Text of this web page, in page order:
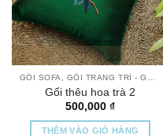
GỐI SOFA, GỐI TRANG TRÍ - GỐI THÊU TAY CAO CẤP
Gối thêu hoa trà 2
500,000 ₫
THÊM VÀO GIỎ HÀNG